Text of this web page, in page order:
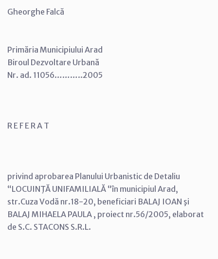
Gheorghe Falcă
Primăria Municipiului Arad
Biroul Dezvoltare Urbană
Nr. ad. 11056………..2005
R E F E R A T
privind aprobarea Planului Urbanistic de Detaliu
“LOCUINŢĂ UNIFAMILIALĂ “în municipiul Arad,
str.Cuza Vodă nr.18-20, beneficiari BALAJ IOAN şi
BALAJ MIHAELA PAULA , proiect nr.56/2005, elaborat
de S.C. STACONS S.R.L.